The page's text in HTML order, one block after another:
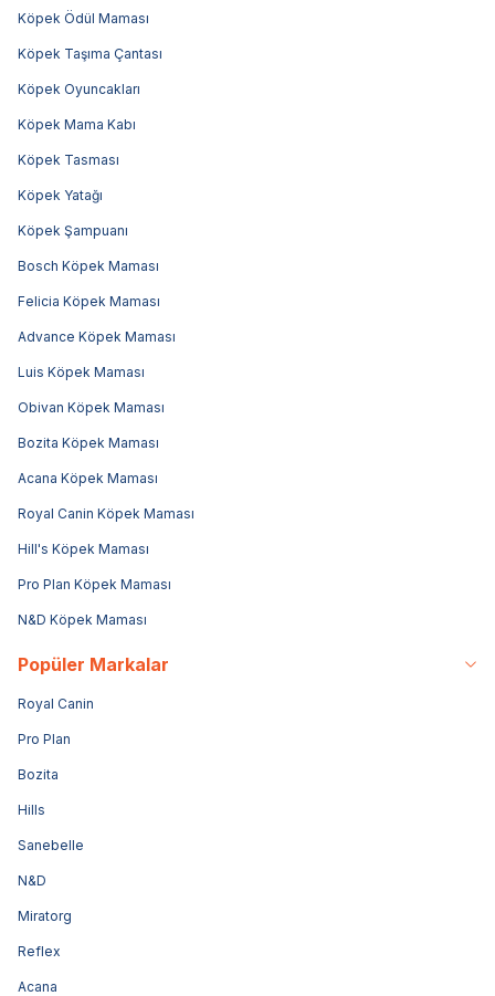
Köpek Ödül Maması
Köpek Taşıma Çantası
Köpek Oyuncakları
Köpek Mama Kabı
Köpek Tasması
Köpek Yatağı
Köpek Şampuanı
Bosch Köpek Maması
Felicia Köpek Maması
Advance Köpek Maması
Luis Köpek Maması
Obivan Köpek Maması
Bozita Köpek Maması
Acana Köpek Maması
Royal Canin Köpek Maması
Hill's Köpek Maması
Pro Plan Köpek Maması
N&D Köpek Maması
Popüler Markalar
Royal Canin
Pro Plan
Bozita
Hills
Sanebelle
N&D
Miratorg
Reflex
Acana